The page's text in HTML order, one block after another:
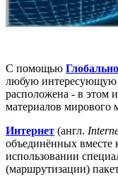
С помощью
любую интересующую
расположена - в этом
материалов мирового
Интернет (англ.
объединённых вместе
использовании
(маршрутизации)